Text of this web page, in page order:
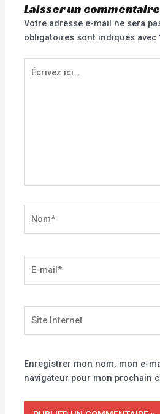
Laisser un commentaire
Votre adresse e-mail ne sera
obligatoires sont indiqués avec
Écrivez
ici…
mail*
Internet
Enregistrer mon nom, mon e-
navigateur pour mon prochain